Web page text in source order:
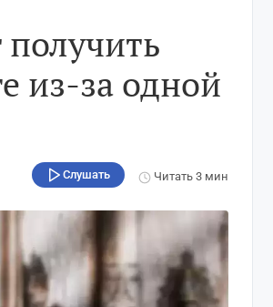
из-за одной
Слушать Читать3 мин